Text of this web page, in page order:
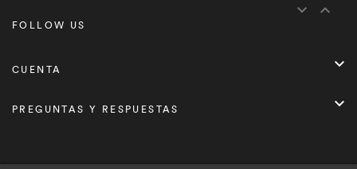
FOLLOW US
 
CUENTA 
PREGUNTAS Y RESPUESTAS 